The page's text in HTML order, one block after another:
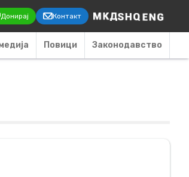
Донирај Контакт
Повици Законодавство